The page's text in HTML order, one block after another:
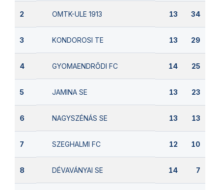
2 OMTK-ULE 1913 13 34
3 KONDOROSI TE 13 29
4 GYOMAENDRŐDI FC 14 25
5 JAMINA SE 13 23
6 NAGYSZÉNÁS SE 13 13
7 SZEGHALMI FC 12 10
8 DÉVAVÁNYAI SE 14 7